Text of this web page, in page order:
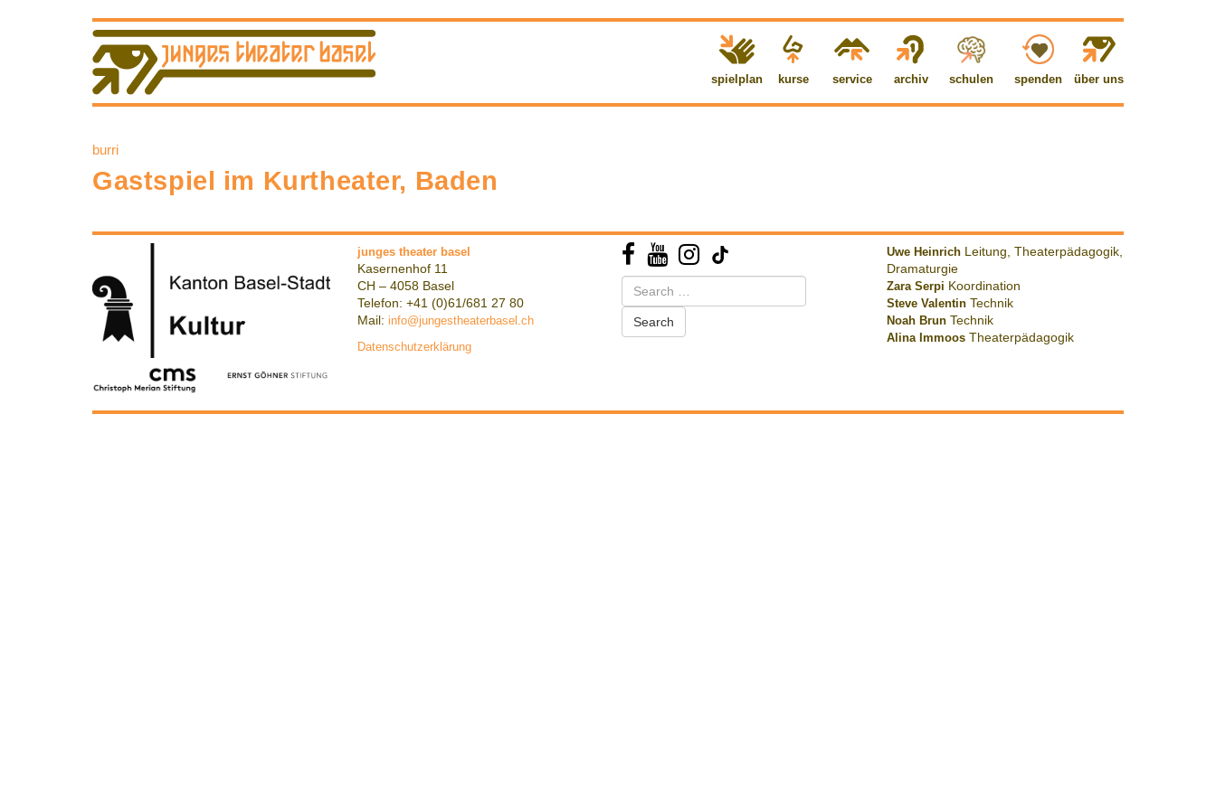
spielplan kurse service archiv schulen spenden über uns
burri
Gastspiel im Kurtheater, Baden
junges theater basel
Kasernenhof 11
CH – 4058 Basel
Telefon: +41 (0)61/681 27 80
Mail: info@jungestheaterbasel.ch
Datenschutzerklärung
Search
for:
Uwe Heinrich Leitung, Theaterpädagogik,
Dramaturgie
Zara Serpi Koordination
Steve Valentin Technik
Noah Brun Technik
Alina Immoos Theaterpädagogik